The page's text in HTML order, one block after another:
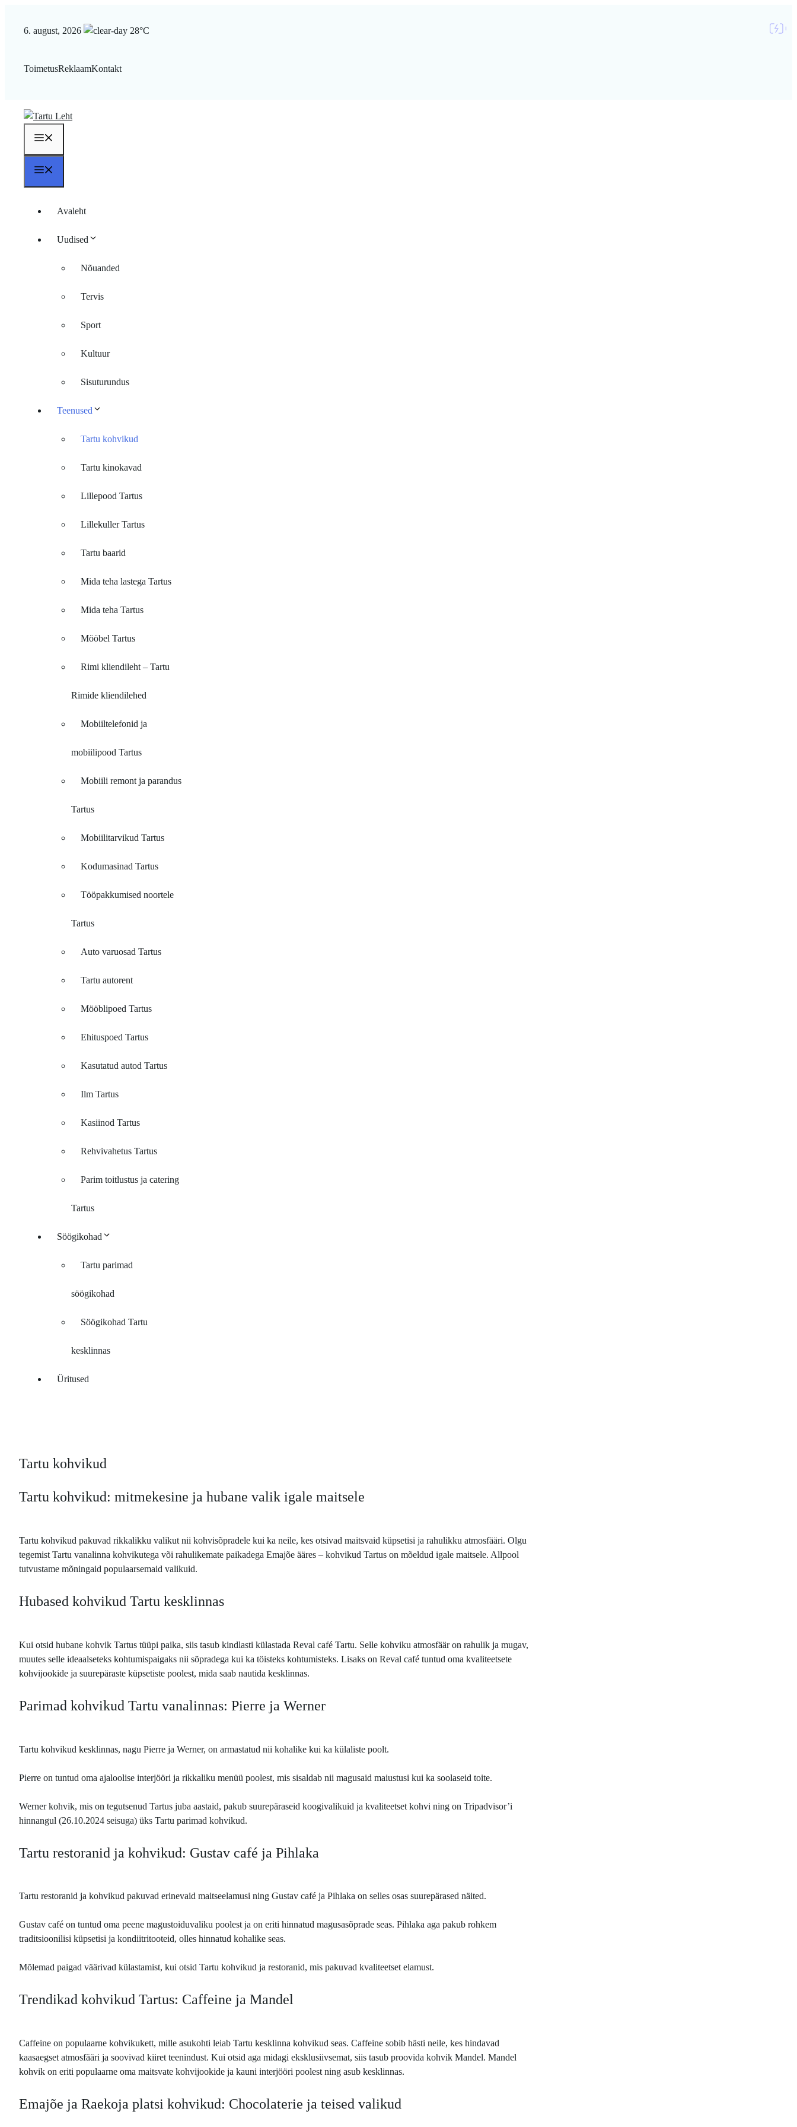
6. august, 2026 28°C
ToimetusReklaamKontakt
Avaleht
Uudised
Nõuanded
Tervis
Sport
Kultuur
Sisuturundus
Teenused
Tartu kohvikud
Tartu kinokavad
Lillepood Tartus
Lillekuller Tartus
Tartu baarid
Mida teha lastega Tartus
Mida teha Tartus
Mööbel Tartus
Rimi kliendileht – Tartu
Rimide kliendilehed
Mobiiltelefonid ja
mobiilipood Tartus
Mobiili remont ja parandus
Tartus
Mobiilitarvikud Tartus
Kodumasinad Tartus
Tööpakkumised noortele
Tartus
Auto varuosad Tartus
Tartu autorent
Mööblipoed Tartus
Ehituspoed Tartus
Kasutatud autod Tartus
Ilm Tartus
Kasiinod Tartus
Rehvivahetus Tartus
Parim toitlustus ja catering
Tartus
Söögikohad
Tartu parimad
söögikohad
Söögikohad Tartu
kesklinnas
Üritused
Tartu kohvikud
Tartu kohvikud: mitmekesine ja hubane valik igale maitsele
Tartu kohvikud pakuvad rikkalikku valikut nii kohvisõpradele kui ka neile, kes otsivad maitsvaid küpsetisi ja rahulikku atmosfääri. Olgu
tegemist Tartu vanalinna kohvikutega või rahulikemate paikadega Emajõe ääres – kohvikud Tartus on mõeldud igale maitsele. Allpool
tutvustame mõningaid populaarsemaid valikuid.
Hubased kohvikud Tartu kesklinnas
Kui otsid hubane kohvik Tartus tüüpi paika, siis tasub kindlasti külastada Reval café Tartu. Selle kohviku atmosfäär on rahulik ja mugav,
muutes selle ideaalseteks kohtumispaigaks nii sõpradega kui ka töisteks kohtumisteks. Lisaks on Reval café tuntud oma kvaliteetsete
kohvijookide ja suurepäraste küpsetiste poolest, mida saab nautida kesklinnas.
Parimad kohvikud Tartu vanalinnas: Pierre ja Werner
Tartu kohvikud kesklinnas, nagu Pierre ja Werner, on armastatud nii kohalike kui ka külaliste poolt.
Pierre on tuntud oma ajaloolise interjööri ja rikkaliku menüü poolest, mis sisaldab nii magusaid maiustusi kui ka soolaseid toite.
Werner kohvik, mis on tegutsenud Tartus juba aastaid, pakub suurepäraseid koogivalikuid ja kvaliteetset kohvi ning on Tripadvisor’i
hinnangul (26.10.2024 seisuga) üks Tartu parimad kohvikud.
Tartu restoranid ja kohvikud: Gustav café ja Pihlaka
Tartu restoranid ja kohvikud pakuvad erinevaid maitseelamusi ning Gustav café ja Pihlaka on selles osas suurepärased näited.
Gustav café on tuntud oma peene magustoiduvaliku poolest ja on eriti hinnatud magusasõprade seas. Pihlaka aga pakub rohkem
traditsioonilisi küpsetisi ja kondiitritooteid, olles hinnatud kohalike seas.
Mõlemad paigad väärivad külastamist, kui otsid Tartu kohvikud ja restoranid, mis pakuvad kvaliteetset elamust.
Trendikad kohvikud Tartus: Caffeine ja Mandel
Caffeine on populaarne kohvikukett, mille asukohti leiab Tartu kesklinna kohvikud seas. Caffeine sobib hästi neile, kes hindavad
kaasaegset atmosfääri ja soovivad kiiret teenindust. Kui otsid aga midagi eksklusiivsemat, siis tasub proovida kohvik Mandel. Mandel
kohvik on eriti populaarne oma maitsvate kohvijookide ja kauni interjööri poolest ning asub kesklinnas.
Emajõe ja Raekoja platsi kohvikud: Chocolaterie ja teised valikud